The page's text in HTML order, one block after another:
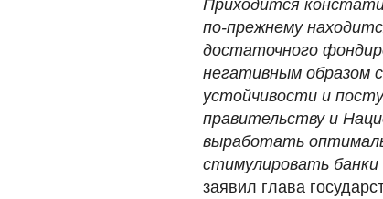
Приходится
по-прежнему
достаточного
негативным образом
устойчивости и
правительству и
выработать
стимулировать банки
заявил глава